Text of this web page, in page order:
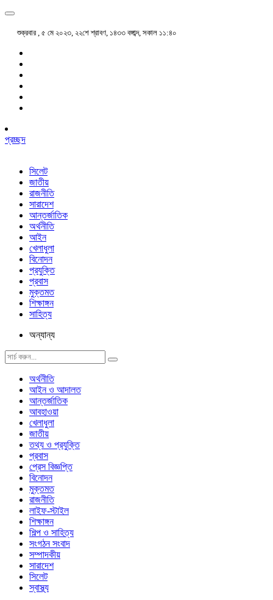
শুক্রবার , ৫ মে ২০২৩, ২২শে শ্রাবণ, ১৪৩৩ বঙ্গাব্দ, সকাল ১১:৪০
প্রচ্ছদ
সিলেট
জাতীয়
রাজনীতি
সারাদেশ
আন্তর্জাতিক
অর্থনীতি
আইন
খেলাধুলা
বিনোদন
প্রযুক্তি
প্রবাস
মুক্তমত
শিক্ষাঙ্গন
সাহিত্য
অন্যান্য
অর্থনীতি
আইন ও আদালত
আন্তর্জাতিক
আবহাওয়া
খেলাধুলা
জাতীয়
তথ্য ও প্রযুক্তি
প্রবাস
প্রেস বিজ্ঞপ্তি
বিনোদন
মুক্তমত
রাজনীতি
লাইফ-স্টাইল
শিক্ষাঙ্গন
শিল্প ও সাহিত্য
সংগঠন সংবাদ
সম্পাদকীয়
সারাদেশ
সিলেট
স্বাস্থ্য